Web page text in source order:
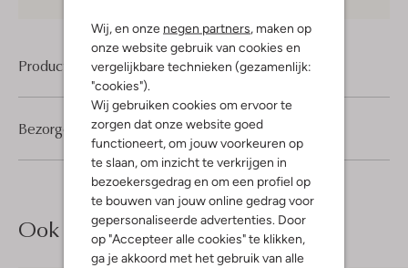
Wij, en onze negen partners , maken op
onze website gebruik van cookies en
vergelijkbare technieken (gezamenlijk:
"cookies").
Wij gebruiken cookies om ervoor te
zorgen dat onze website goed
functioneert, om jouw voorkeuren op
te slaan, om inzicht te verkrijgen in
bezoekersgedrag en om een profiel op
te bouwen van jouw online gedrag voor
gepersonaliseerde advertenties. Door
op "Accepteer alle cookies" te klikken,
ga je akkoord met het gebruik van alle
Product informatie
Bezorgen & retourneren
Ook iets voor jou?